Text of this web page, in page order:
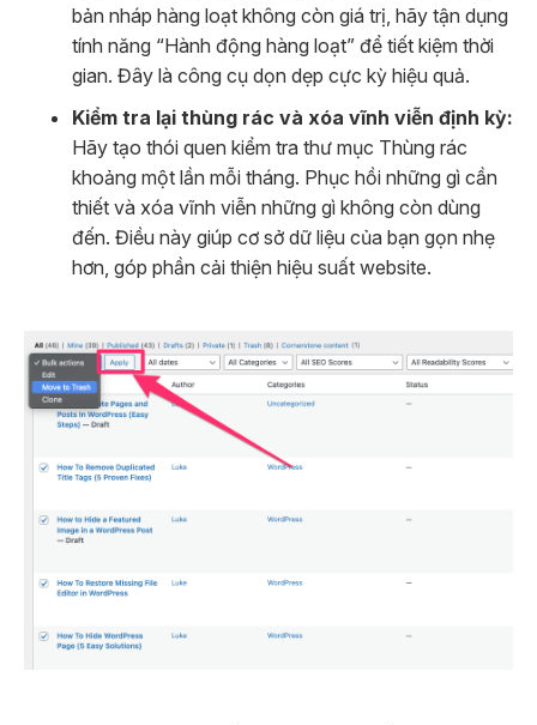
bản nháp hàng loạt không còn giá trị, hãy tận dụng
tính năng “Hành động hàng loạt” để tiết kiệm thời
gian. Đây là công cụ dọn dẹp cực kỳ hiệu quả.
Kiểm tra lại thùng rác và xóa vĩnh viễn định kỳ:
Hãy tạo thói quen kiểm tra thư mục Thùng rác
khoảng một lần mỗi tháng. Phục hồi những gì cần
thiết và xóa vĩnh viễn những gì không còn dùng
đến. Điều này giúp cơ sở dữ liệu của bạn gọn nhẹ
hơn, góp phần cải thiện hiệu suất website.